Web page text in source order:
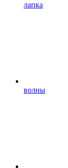
лапка
волны